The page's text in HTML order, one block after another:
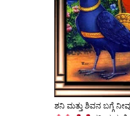
ಶನಿ ಮತ್ತು ಶಿವನ ಬಗ್ಗೆ